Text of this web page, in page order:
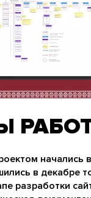
начались
в декабре
разработки